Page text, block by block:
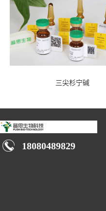
三尖杉宁碱
18080489829